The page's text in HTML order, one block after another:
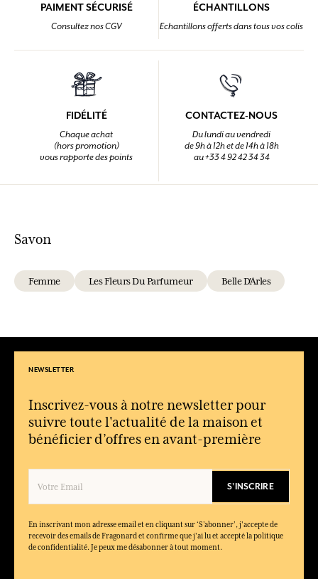
PAIMENT SÉCURISÉ
Consultez nos CGV
ÉCHANTILLONS
Echantillons offerts dans tous vos colis
FIDÉLITÉ
Chaque achat
(hors promotion)
vous rapporte des points
CONTACTEZ-NOUS
Du lundi au vendredi
de 9h à 12h et de 14h à 18h
au +33 4 92 42 34 34
Savon
Femme Les Fleurs Du Parfumeur Belle D'Arles
NEWSLETTER
Inscrivez-vous à notre newsletter pour
suivre toute l'actualité de la maison et
bénéficier d’offres en avant-première
S'INSCRIRE
En inscrivant mon adresse email et en cliquant sur ‘S’abonner’, j'accepte de
recevoir des emails de Fragonard et confirme que j'ai lu et accepté la politique
de confidentialité. Je peux me désabonner à tout moment.